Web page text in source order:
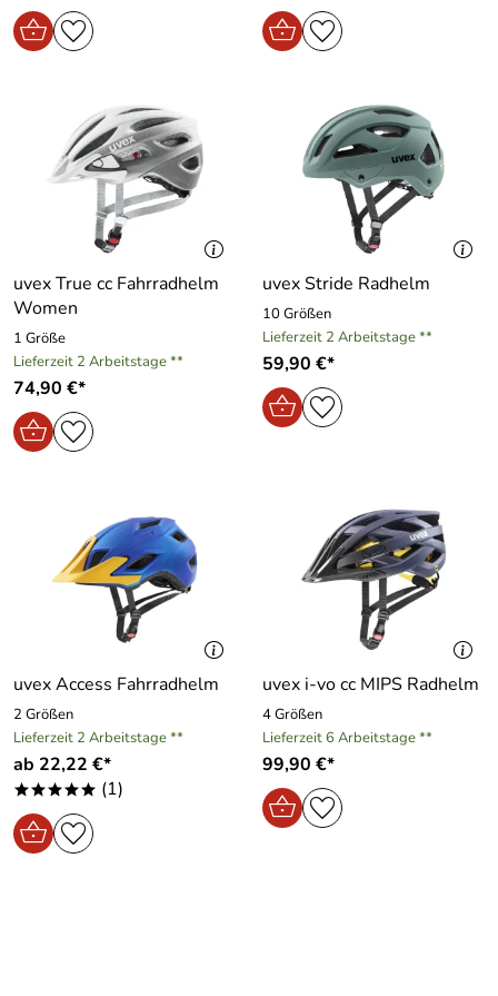
uvex True cc Fahrradhelm
Women
1 Größe
Lieferzeit 2 Arbeitstage **
74,90 €*
uvex Stride Radhelm
10 Größen
Lieferzeit 2 Arbeitstage **
59,90 €*
uvex Access Fahrradhelm
2 Größen
Lieferzeit 2 Arbeitstage **
ab 22,22 €*
***** (1)
uvex i-vo cc MIPS Radhelm
4 Größen
Lieferzeit 6 Arbeitstage **
99,90 €*